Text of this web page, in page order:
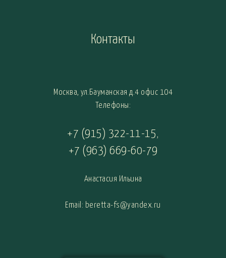
Контакты
Москва, ул.Бауманская д.4 офис 104
Телефоны:
+7 (915) 322-11-15,
+7 (963) 669-60-79
Анастасия Ильина
Email: beretta-fs@yandex.ru